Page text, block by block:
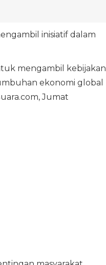
inisiatif dalam
mengambil kebijakan
ekonomi global
Jumat